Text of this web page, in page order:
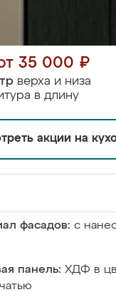
35 000 ₽
верха и низа
в длину
акции на
фасадов: с
панель: ХДФ в